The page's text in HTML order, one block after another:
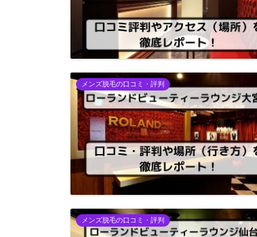
メンズ脱毛の口コミ・評判
メンズ脱毛の口コミ・評判